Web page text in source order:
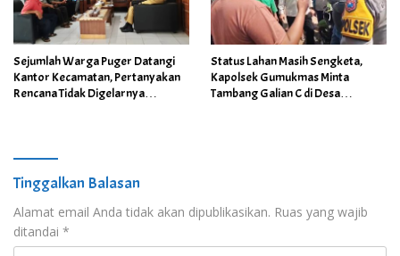
Sejumlah Warga Puger Datangi
Kantor Kecamatan, Pertanyakan
Rencana Tidak Digelarnya
Status Lahan Masih Sengketa,
Kapolsek Gumukmas Minta
Tambang Galian C di Desa
Tinggalkan Balasan
Alamat email Anda tidak akan dipublikasikan. Ruas yang wajib
ditandai *